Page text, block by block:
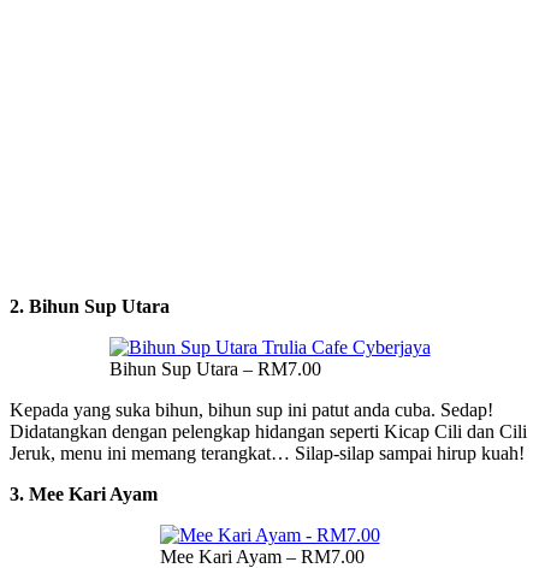
2. Bihun Sup Utara
Bihun Sup Utara – RM7.00
Kepada yang suka bihun, bihun sup ini patut anda cuba. Sedap!
Didatangkan dengan pelengkap hidangan seperti Kicap Cili dan Cili
Jeruk, menu ini memang terangkat… Silap-silap sampai hirup kuah!
3. Mee Kari Ayam
Mee Kari Ayam – RM7.00